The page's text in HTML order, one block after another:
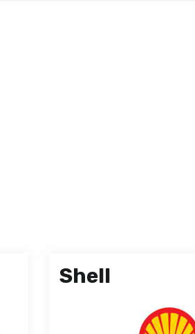
Shell